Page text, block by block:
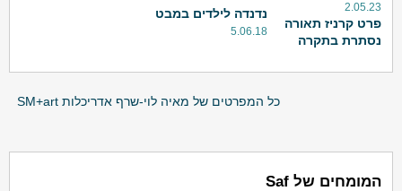
2.05.23
פרט קרניז תאורה
נסתרת בתקרה
נדנדה לילדים במבט
5.06.18
כל המפרטים של מאיה לוי-שרף אדריכלות SM+art
המומחים של Saf